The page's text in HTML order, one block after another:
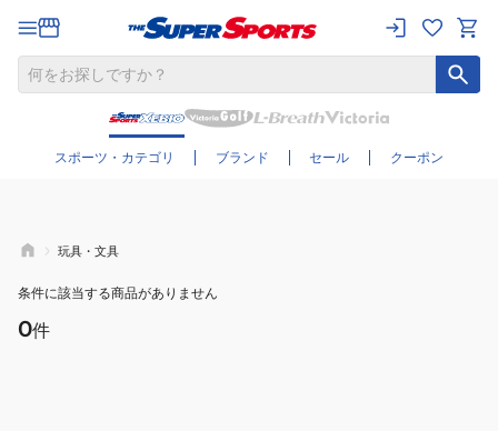
スポーツ・カテゴリ ブランド セール クーポン
さらに絞り込む
玩具・文具
条件に該当する商品がありません
0件